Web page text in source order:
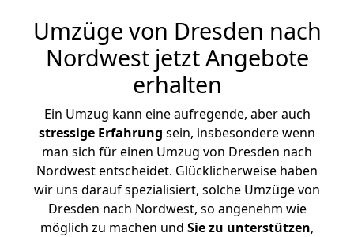
Umzüge von Dresden nach
Nordwest jetzt Angebote
erhalten
Ein Umzug kann eine aufregende, aber auch
stressige Erfahrung sein, insbesondere wenn
man sich für einen Umzug von Dresden nach
Nordwest entscheidet. Glücklicherweise haben
wir uns darauf spezialisiert, solche Umzüge von
Dresden nach Nordwest, so angenehm wie
möglich zu machen und Sie zu unterstützen,